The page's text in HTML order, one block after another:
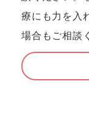
療にも力を入
場合もご相談